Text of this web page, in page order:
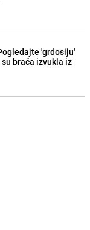
'grdosiju'
braća izvukla iz